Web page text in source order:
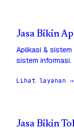
Jasa Bikin
Aplikasi &
sistem informasi.
Lihat layanan →
Jasa Bikin